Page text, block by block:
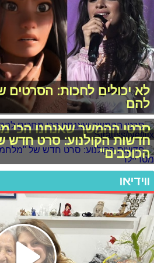
לא יכולים לחכות: הסרטים
להם
סרטי ההמשך שאנחנו הכי
חדשות הקולנוע: סרט
הכוכבים"
ווידיאו